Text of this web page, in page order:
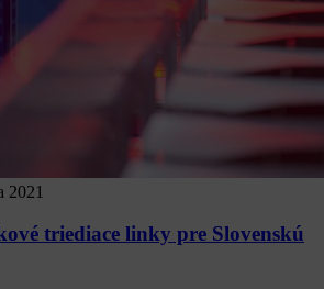
2021
triediace linky pre Slovenskú